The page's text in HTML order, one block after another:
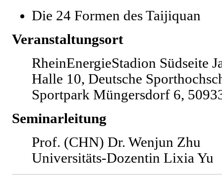
Die 24 Formen des Taijiquan
Veranstaltungsort
RheinEnergieStadion Südseite
Halle 10, Deutsche
Sportpark Müngersdorf 6,
Seminarleitung
Prof. (CHN) Dr. Wenjun Zhu
Universitäts-Dozentin Lixia Yu